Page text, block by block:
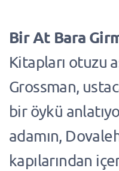
Bir At Bara
Kitapları otuzu
Grossman,
bir öykü
adamın,
kapılarından